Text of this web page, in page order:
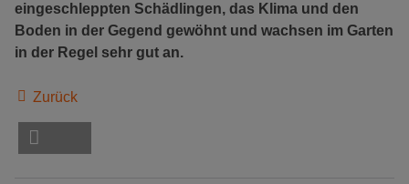
eingeschleppten Schädlingen, das Klima und den
Boden in der Gegend gewöhnt und wachsen im Garten
in der Regel sehr gut an.
Zurück